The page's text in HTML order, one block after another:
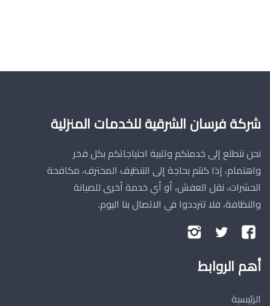
شركة فرسان الشرقية للخدمات المنزلية
نحن نتطلع إلى خدمتكم وتلبية احتياجاتكم بكل فخر
واهتمام، إذا كنتم بحاجة إلى التنظيف المحترف، مكافحة
الحشرات، نقل العفش، أو أي خدمة أخرى للصيانة
والنظافة، فلا تترددوا في الاتصال بنا اليوم.
تابعنا
فيسبوك
تابعنا
تويتر
أهم الروابط
الرئيسية